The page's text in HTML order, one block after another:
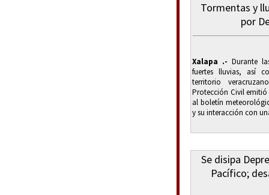
Tormentas y
por
Xalapa .- Durante
fuertes lluvias, así
territorio
Protección Civil emitió
al boletín
y su interacción con
Se disipa
Pacífico;